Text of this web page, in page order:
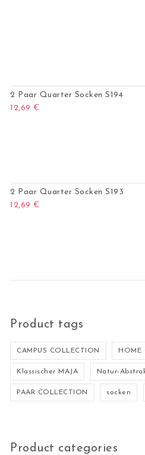
2 Paar Quarter Socken S194
12,69 €
2 Paar Quarter Socken S193
12,69 €
Product tags
CAMPUS COLLECTION HOME
Klassischer MAJA Natur-
PAAR COLLECTION socken
Product categories